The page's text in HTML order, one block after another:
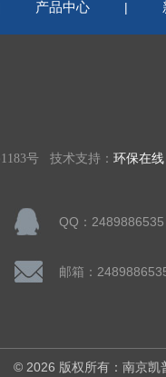
产品中心 |
号 技术支持： 环保在线
QQ：2489886535
邮箱：
© 2026 版权所有：南京